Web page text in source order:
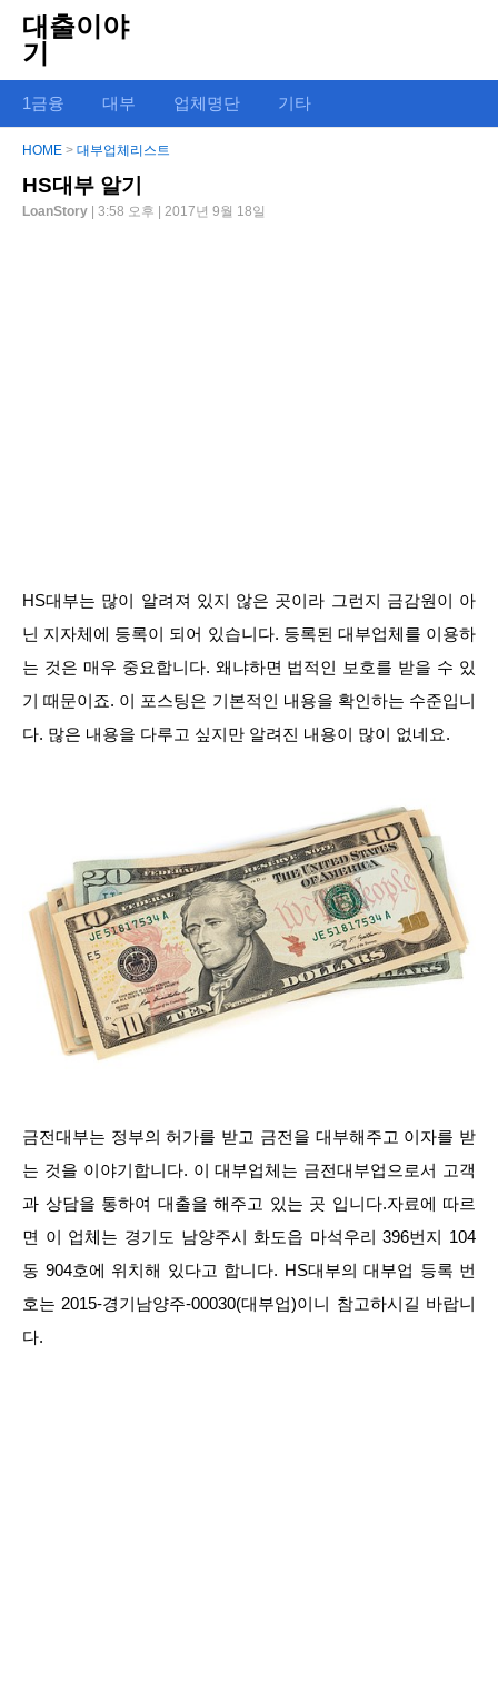
대출이야
기
1금융 대부 업체명단 기타
HOME > 대부업체리스트
HS대부 알기
LoanStory | 3:58 오후 | 2017년 9월 18일
HS대부는 많이 알려져 있지 않은 곳이라 그런지 금감원이 아
닌 지자체에 등록이 되어 있습니다. 등록된 대부업체를 이용하
는 것은 매우 중요합니다. 왜냐하면 법적인 보호를 받을 수 있
기 때문이죠. 이 포스팅은 기본적인 내용을 확인하는 수준입니
다. 많은 내용을 다루고 싶지만 알려진 내용이 많이 없네요.
금전대부는 정부의 허가를 받고 금전을 대부해주고 이자를 받
는 것을 이야기합니다. 이 대부업체는 금전대부업으로서 고객
과 상담을 통하여 대출을 해주고 있는 곳 입니다.자료에 따르
면 이 업체는 경기도 남양주시 화도읍 마석우리 396번지 104
동 904호에 위치해 있다고 합니다. HS대부의 대부업 등록 번
호는 2015-경기남양주-00030(대부업)이니 참고하시길 바랍니
다.